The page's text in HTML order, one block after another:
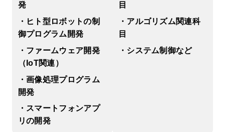
発
・ヒト型ロボットの制
御プログラム開発
・ファームウェア開発
（IoT関連）
・画像処理プログラム
開発
・スマートフォンアプ
リの開発
目
・アルゴリズム関連科
目
・システム制御など